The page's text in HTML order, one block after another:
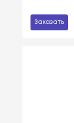
Заказать